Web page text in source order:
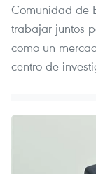
Comunidad de
trabajar juntos
como un
centro de